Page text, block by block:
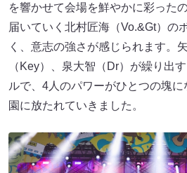
を響かせて会場を鮮やかに彩った
届いていく北村匠海（Vo.&Gt）の
く、意志の強さが感じられます。
（Key）、泉大智（Dr）が繰り出
ルで、4人のパワーがひとつの塊
園に放たれていきました。